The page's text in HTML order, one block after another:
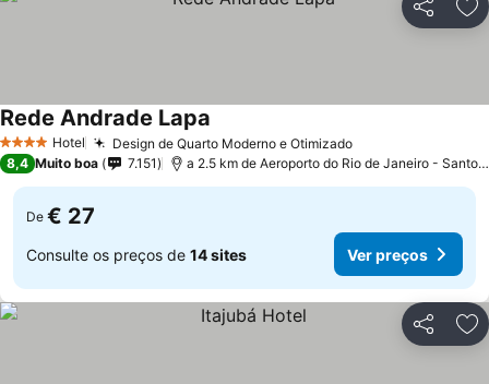
Partilhar
4 EstrelasHotel Design de Quarto Moderno e Otimizado
Rede Andrade Lapa
8,4 Muito boa 7.151 a 2.5 km de Aeroporto do Rio de Janeiro - Santos Dumont
De € 27
Consulte os preços de 14 sites Ver preços
Partilhar